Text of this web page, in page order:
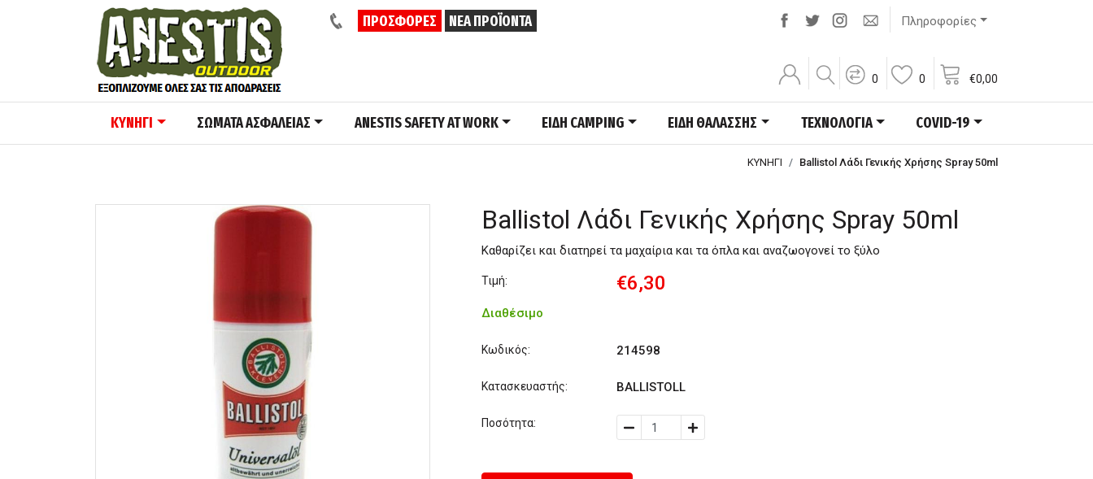
ΠΡΟΣΦΟΡΕΣ ΝΕΑ ΠΡΟΪΟΝΤΑ Πληροφορίες
0 0 €0,00
ΚΥΝΗΓΙ ΣΩΜΑΤΑ ΑΣΦΑΛΕΙΑΣ ANESTIS SAFETY AT WORK ΕΙΔΗ CAMPING ΕΙΔΗ ΘΑΛΑΣΣΗΣ ΤΕΧΝΟΛΟΓΙΑ COVID-19
ΚΥΝΗΓΙ Ballistol Λάδι Γενικής Χρήσης Spray 50ml
Ballistol Λάδι Γενικής Χρήσης Spray 50ml
Καθαρίζει και διατηρεί τα μαχαίρια και τα όπλα και αναζωογονεί το ξύλο
Τιμή: €6,30
Διαθέσιμο
Κωδικός: 214598
Κατασκευαστής: BALLISTOLL
Ποσότητα: